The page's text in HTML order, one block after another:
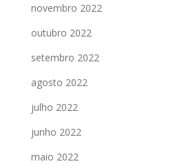
novembro 2022
outubro 2022
setembro 2022
agosto 2022
julho 2022
junho 2022
maio 2022